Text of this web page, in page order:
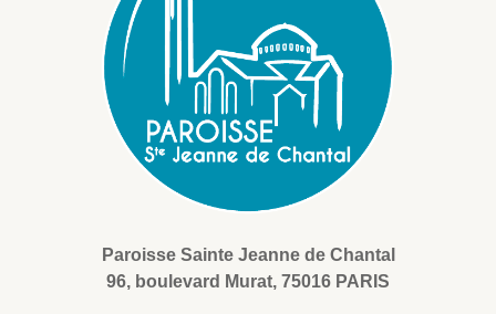
Paroisse Sainte Jeanne de Chantal
96, boulevard Murat, 75016 PARIS